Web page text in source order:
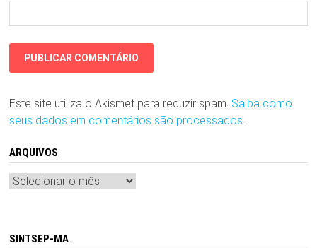
Este site utiliza o Akismet para reduzir spam. Saiba como
seus dados em comentários são processados
ARQUIVOS
Arquivos
SINTSEP-MA